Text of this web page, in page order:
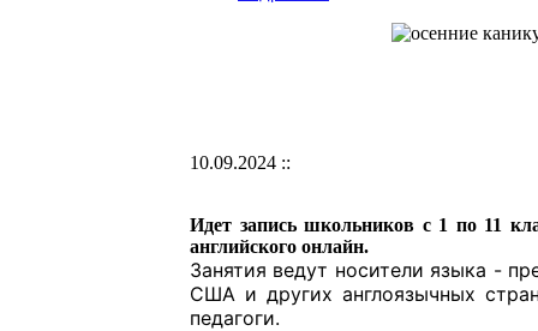
10.09.2024 ::
Идет запись школьников с 1 по 11
английского онлайн.
Занятия ведут носители языка -
США и других англоязычных
педагоги.